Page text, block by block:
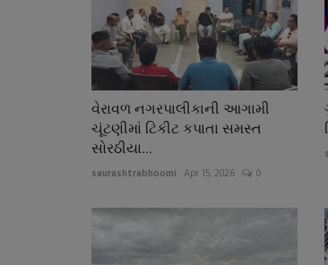
વેરાવળ નગરપાલીકાની આગામી
ચૂંટણીમાં ટિકીટ કપાતા સમસ્ત
સોરઠીયા...
saurashtrabhoomi Apr 15, 2026 0